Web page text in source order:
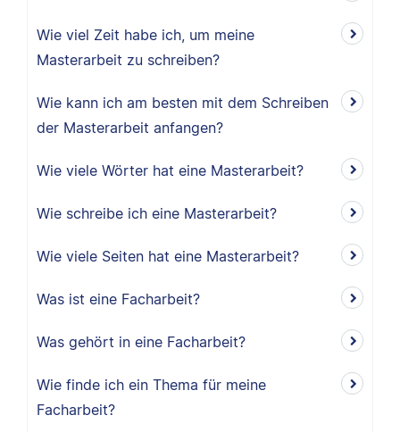
Wie viel Zeit habe ich, um meine
Masterarbeit zu schreiben?
Wie kann ich am besten mit dem Schreiben
der Masterarbeit anfangen?
Wie viele Wörter hat eine Masterarbeit?
Wie schreibe ich eine Masterarbeit?
Wie viele Seiten hat eine Masterarbeit?
Was ist eine Facharbeit?
Was gehört in eine Facharbeit?
Wie finde ich ein Thema für meine
Facharbeit?